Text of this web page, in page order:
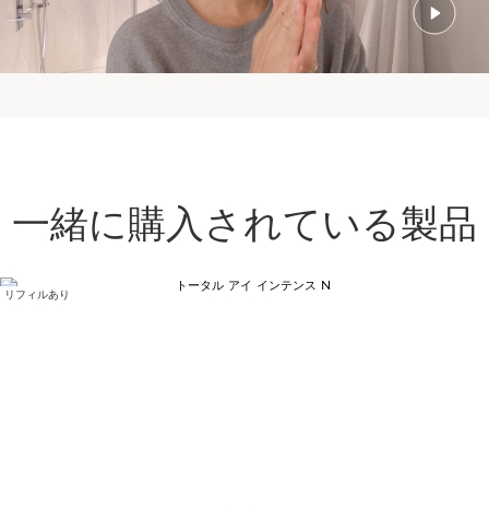
一緒に購入されている製品
コンテンツへ移動
リフィルあり